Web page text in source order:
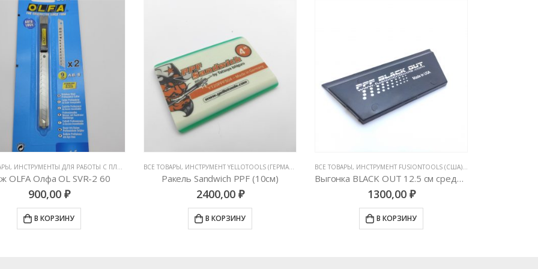
ДЛЯ РАБОТЫ С ПЛЕНКАМИ ,НОЖИ И ЛЕЗВИЯ
OL SVR-2 60
ВСЕ ТОВАРЫ ИНСТРУМЕНТ YELLOTOOLS (ГЕРМАНИЯ) ,ИНСТРУМЕНТЫ ДЛЯ РАБОТЫ С ПЛЕНКАМИ
Ракель Sandwich PPF (10см)
В КОРЗИНУ
ВСЕ ТОВАРЫ ИНСТРУМЕНТ FUSIONTOOLS (США),ИНСТРУМЕНТЫ ДЛЯ РАБОТЫ С
Выгонка BLACK OUT 12.5 см средней жесткости (трапеция)
В КОРЗИНУ
ВСЕ ТОВАРЫ